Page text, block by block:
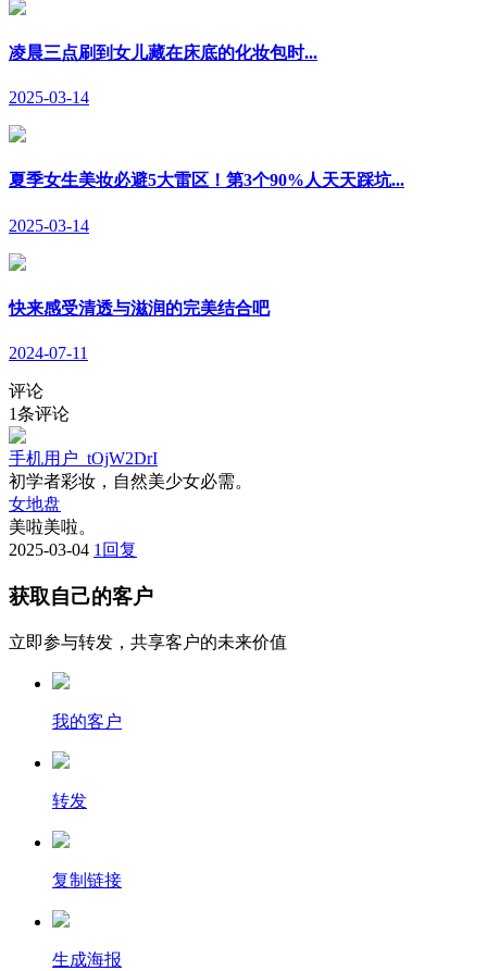
凌晨三点刷到女儿藏在床底的化妆包时...
2025-03-14
夏季女生美妆必避5大雷区！第3个90%人天天踩坑...
2025-03-14
快来感受清透与滋润的完美结合吧
2024-07-11
评论
1条评论
手机用户_tOjW2DrI
初学者彩妆，自然美少女必需。
女地盘
美啦美啦。
2025-03-04 1 回复
获取自己的客户
立即参与转发，共享客户的未来价值
我的客户
转发
复制链接
生成海报